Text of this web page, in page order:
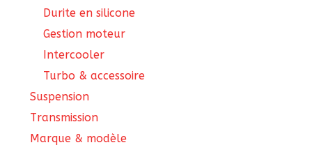
Durite en silicone
Gestion moteur
Intercooler
Turbo & accessoire
Suspension
Transmission
Marque & modèle